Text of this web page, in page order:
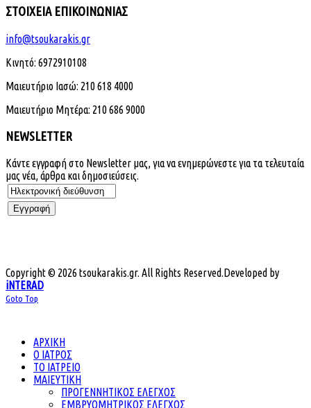
ΣΤΟΙΧΕΙΑ ΕΠΙΚΟΙΝΩΝΙΑΣ
info@tsoukarakis.gr
Κινητό: 6972910108
Μαιευτήριο Ιασώ: 210 618 4000
Μαιευτήριο Μητέρα: 210 686 9000
NEWSLETTER
Κάντε εγγραφή στο Newsletter μας, για να ενημερώνεστε για τα τελευταία
μας νέα, άρθρα και δημοσιεύσεις.
Copyright © 2026 tsoukarakis.gr. All Rights Reserved.Developed by
iNTERAD
Goto Top
ΑΡΧΙΚΗ
Ο ΙΑΤΡΟΣ
ΤΟ ΙΑΤΡΕΙΟ
ΜΑΙΕΥΤΙΚΗ
ΠΡΟΓΕΝΝΗΤΙΚΟΣ ΕΛΕΓΧΟΣ
ΕΜΒΡΥΟΜΗΤΡΙΚΟΣ ΕΛΕΓΧΟΣ